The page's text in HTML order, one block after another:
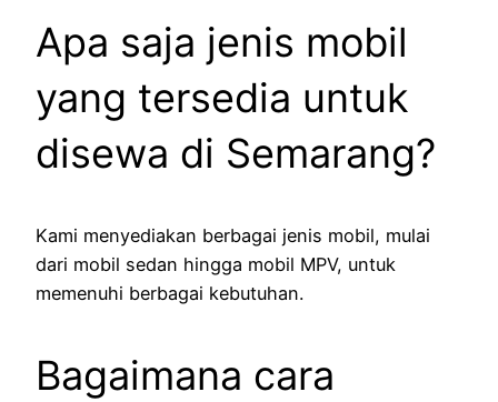
Apa saja jenis mobil
yang tersedia untuk
disewa di Semarang?
Kami menyediakan berbagai jenis mobil, mulai
dari mobil sedan hingga mobil MPV, untuk
memenuhi berbagai kebutuhan.
Bagaimana cara